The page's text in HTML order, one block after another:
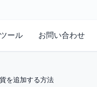
ール お問い合わせ
を追加する方法